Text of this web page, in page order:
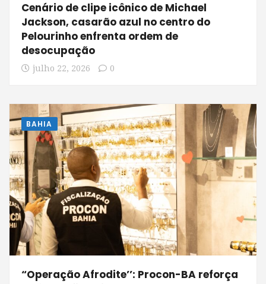
Cenário de clipe icônico de Michael
Jackson, casarão azul no centro do
Pelourinho enfrenta ordem de
desocupação
julho 22, 2026 0
BAHIA
“Operação Afrodite’’: Procon-BA reforça